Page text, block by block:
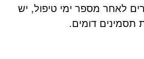
לאחר מספר ימי טיפול, יש
תסמינים דומים.